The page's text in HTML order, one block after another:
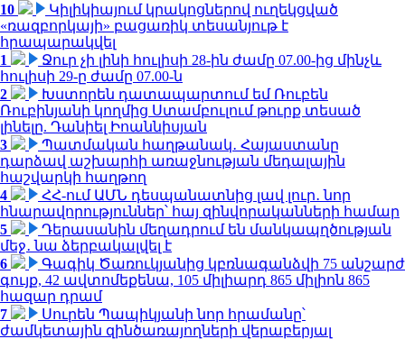
10
Կիլիկիայում կրակոցներով ուղեկցված
«ռազբորկայի» բացառիկ տեսանյութ է
հրապարակվել
1
Ջուր չի լինի հուլիսի 28-ին ժամը 07.00-ից մինչև
հուլիսի 29-ը ժամը 07.00-ն
2
Խստորեն դատապարտում եմ Ռուբեն
Ռուբինյանի կողմից Ստամբուլում թուրք տեսած
լինելը. Դանիել Իոաննիսյան
3
Պատմական հաղթանակ․ Հայաստանը
դարձավ աշխարհի առաջնության մեդալային
հաշվարկի հաղթող
4
ՀՀ-ում ԱՄՆ դեսպանատնից լավ լուր․ նոր
հնարավորություններ՝ հայ զինվորականների համար
5
Դերասանին մեղադրում են մանկապղծության
մեջ․ նա ձերբակալվել է
6
Գագիկ Ծառուկյանից կբռնագանձվի 75 անշարժ
գույք, 42 ավտոմեքենա, 105 միլիարդ 865 միլիոն 865
հազար դրամ
7
Սուրեն Պապիկյանի նոր հրամանը՝
ժամկետային զինծառայողների վերաբերյալ